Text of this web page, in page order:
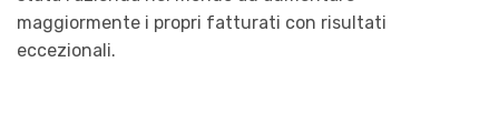
maggiormente i propri fatturati con risultati
eccezionali.